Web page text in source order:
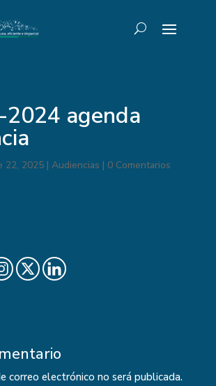
agenda
22, 2025| Audiencias | 0 Comentarios
correo electrónico no será publicada.